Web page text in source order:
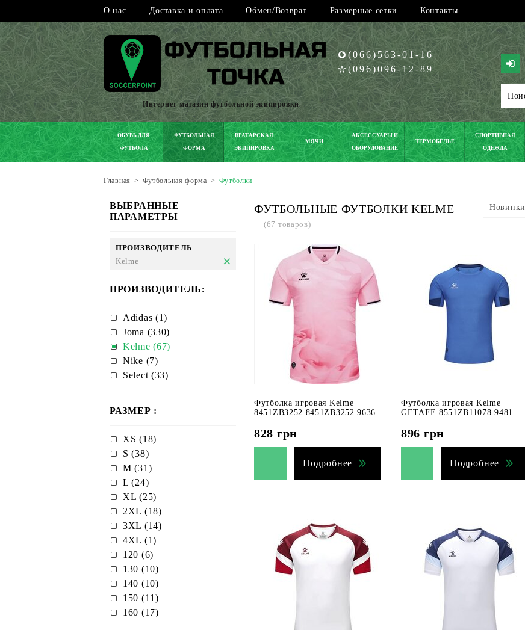
О нас Доставка и оплата Обмен/Возврат Размерные сетки Контакты
Интернет-магазин футбольной экипировки
(066)563-01-16
(096)096-12-89
ОБУВЬ ДЛЯ
ФУТБОЛА
ФУТБОЛЬНАЯ
ФОРМА
ВРАТАРСКАЯ
ЭКИПИРОВКА
МЯЧИ
АКСЕССУАРЫ И
ОБОРУДОВАНИЕ
ТЕРМОБЕЛЬЕ
СПОРТИВНАЯ
ОДЕЖДА
Главная > Футбольная форма > Футболки
ВЫБРАННЫЕ
ПАРАМЕТРЫ
ПРОИЗВОДИТЕЛЬ
Kelme
ПРОИЗВОДИТЕЛЬ:
Adidas (1)
Joma (330)
Kelme (67)
Nike (7)
Select (33)
РАЗМЕР :
XS (18)
S (38)
M (31)
L (24)
XL (25)
2XL (18)
3XL (14)
4XL (1)
120 (6)
130 (10)
140 (10)
150 (11)
160 (17)
ФУТБОЛЬНЫЕ ФУТБОЛКИ KELME
(67 товаров)
Новинки
Футболка игровая Kelme
8451ZB3252 8451ZB3252.9636
828 грн
Подробнее
Футболка игровая Kelme
GETAFE 8551ZB11078.9481
896 грн
Подробнее